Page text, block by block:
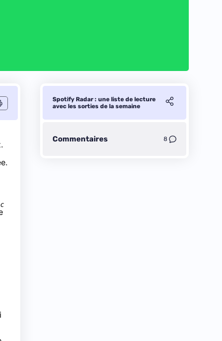
Spotify Radar : une liste de lecture
avec les sorties de la semaine
Commentaires 8